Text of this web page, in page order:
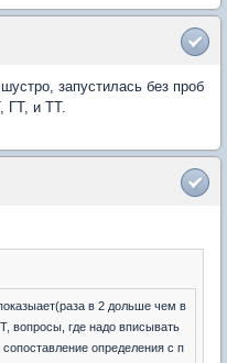
запустилась без проб
ГТ, и ТТ.
в 2 дольше чем в
вопросы, где надо вписывать
определения с п